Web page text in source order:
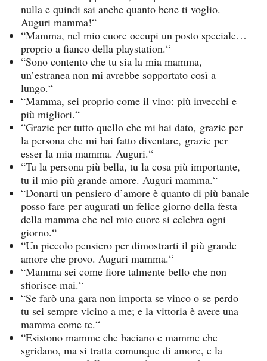
nulla e quindi sai anche quanto bene ti voglio.
Auguri mamma!“
“Mamma, nel mio cuore occupi un posto speciale…
proprio a fianco della playstation.“
“Sono contento che tu sia la mia mamma,
un’estranea non mi avrebbe sopportato così a
lungo.“
“Mamma, sei proprio come il vino: più invecchi e
più migliori.“
“Grazie per tutto quello che mi hai dato, grazie per
la persona che mi hai fatto diventare, grazie per
esser la mia mamma. Auguri.“
“Tu la persona più bella, tu la cosa più importante,
tu il mio più grande amore. Auguri mamma.“
“Donarti un pensiero d’amore è quanto di più banale
posso fare per augurati un felice giorno della festa
della mamma che nel mio cuore si celebra ogni
giorno.“
“Un piccolo pensiero per dimostrarti il più grande
amore che provo. Auguri mamma.“
“Mamma sei come fiore talmente bello che non
sfiorisce mai.“
“Se farò una gara non importa se vinco o se perdo
tu sei sempre vicino a me; e la vittoria è avere una
mamma come te.“
“Esistono mamme che baciano e mamme che
sgridano, ma si tratta comunque di amore, e la